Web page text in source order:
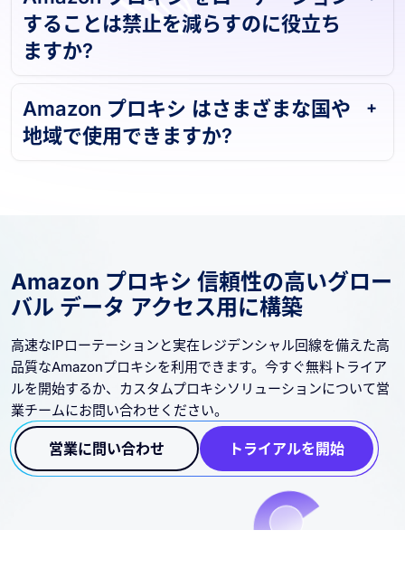
することは禁止を減らすのに役立ち
ますか?
Amazon プロキシ はさまざまな国や
地域で使用できますか?
Amazon プロキシ 信頼性の高いグロー
バル データ アクセス用に構築
高速なIPローテーションと実在レジデンシャル回線を備えた高
品質なAmazonプロキシを利用できます。今すぐ無料トライア
ルを開始するか、カスタムプロキシソリューションについて営
業チームにお問い合わせください。
営業に問い合わせ トライアルを開始